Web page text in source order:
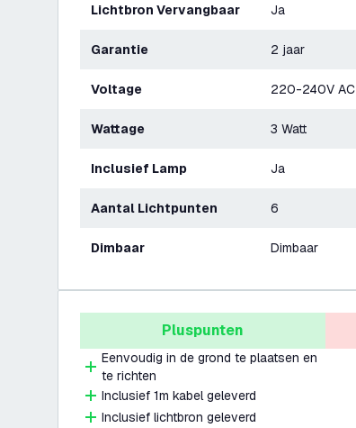
Lichtbron Vervangbaar Ja
Garantie 2 jaar
Voltage 220-240V AC
Wattage 3 Watt
Inclusief Lamp Ja
Aantal Lichtpunten 6
Dimbaar Dimbaar
Pluspunten
Eenvoudig in de grond te plaatsen en
te richten
Inclusief 1m kabel geleverd
Inclusief lichtbron geleverd